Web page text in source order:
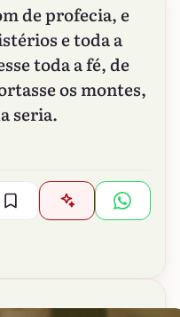
de profecia, e
e toda a
toda a fé, de
os montes,
seria.